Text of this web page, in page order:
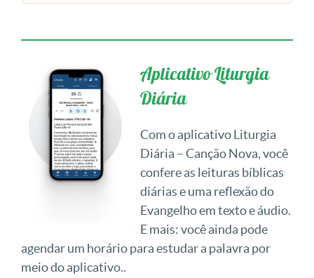
Aplicativo Liturgia
Diária
Com o aplicativo Liturgia
Diária – Canção Nova, você
confere as leituras bíblicas
diárias e uma reflexão do
Evangelho em texto e áudio.
E mais: você ainda pode
agendar um horário para estudar a palavra por
meio do aplicativo..